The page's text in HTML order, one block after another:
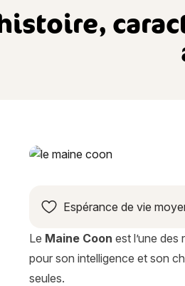
Maine Coon : histoire,
Espérance de vie
Le Maine Coon est l’une
pour son intelligence et son
seules.